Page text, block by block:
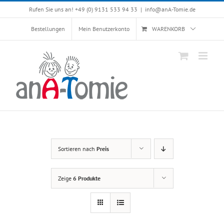
to
Rufen Sie uns an! +49 (0) 9131 533 94 33 | info@anA-Tomie.de
Bestellungen Mein Benutzerkonto WARENKORB
Sortieren nach Preis
Zeige 6 Produkte